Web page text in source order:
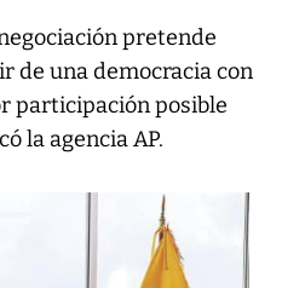
pretende
de una democracia con
participación posible
la agencia AP.